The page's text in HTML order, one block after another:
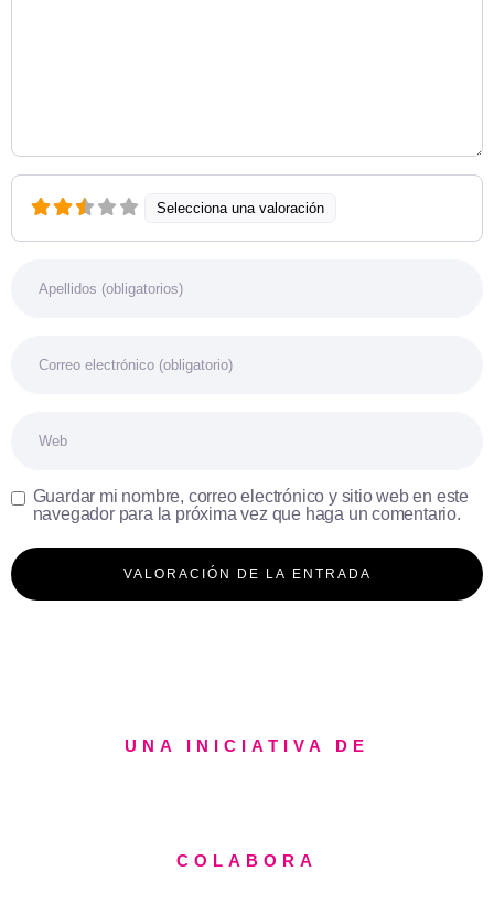
Selecciona una valoración
Guardar mi nombre, correo electrónico y sitio web en este
navegador para la próxima vez que haga un comentario.
UNA INICIATIVA DE
COLABORA